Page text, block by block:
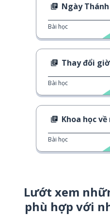
Ngày
Bài học
Thay đổi
Bài học
Khoa học
Bài học
Lướt xem
phù hợp với